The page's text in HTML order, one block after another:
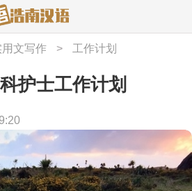
用文写作 > 工作计划
护士工作计划